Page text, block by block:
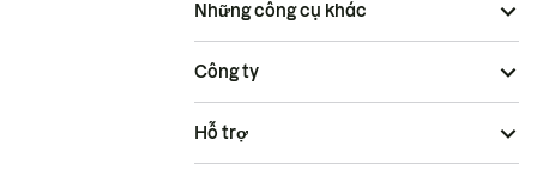
Những công cụ khác
Công ty
Hỗ trợ